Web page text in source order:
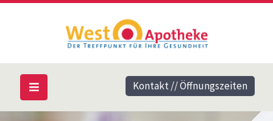
Kontakt // Öffnungszeiten